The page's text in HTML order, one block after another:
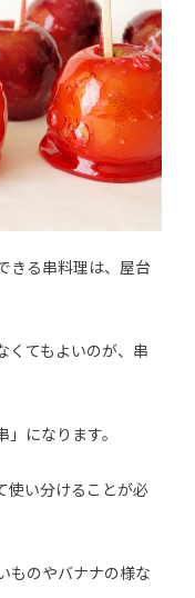
きる串料理は、屋台
くてもよいのが、串
になります。
使い分けることが必
ものやバナナの様な